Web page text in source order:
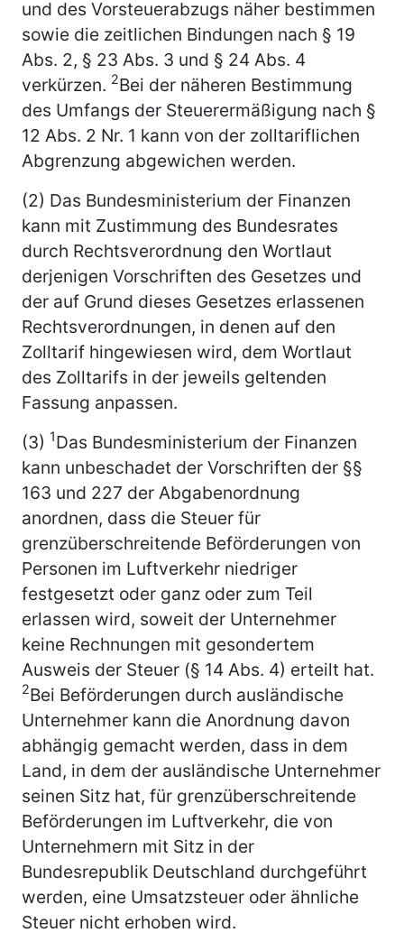
und des Vorsteuerabzugs näher bestimmen
sowie die zeitlichen Bindungen nach § 19
Abs. 2, § 23 Abs. 3 und § 24 Abs. 4
verkürzen. 2Bei der näheren Bestimmung
des Umfangs der Steuerermäßigung nach §
12 Abs. 2 Nr. 1 kann von der zolltariflichen
Abgrenzung abgewichen werden.
(2) Das Bundesministerium der Finanzen
kann mit Zustimmung des Bundesrates
durch Rechtsverordnung den Wortlaut
derjenigen Vorschriften des Gesetzes und
der auf Grund dieses Gesetzes erlassenen
Rechtsverordnungen, in denen auf den
Zolltarif hingewiesen wird, dem Wortlaut
des Zolltarifs in der jeweils geltenden
Fassung anpassen.
(3) 1Das Bundesministerium der Finanzen
kann unbeschadet der Vorschriften der §§
163 und 227 der Abgabenordnung
anordnen, dass die Steuer für
grenzüberschreitende Beförderungen von
Personen im Luftverkehr niedriger
festgesetzt oder ganz oder zum Teil
erlassen wird, soweit der Unternehmer
keine Rechnungen mit gesondertem
Ausweis der Steuer (§ 14 Abs. 4) erteilt hat.
2Bei Beförderungen durch ausländische
Unternehmer kann die Anordnung davon
abhängig gemacht werden, dass in dem
Land, in dem der ausländische Unternehmer
seinen Sitz hat, für grenzüberschreitende
Beförderungen im Luftverkehr, die von
Unternehmern mit Sitz in der
Bundesrepublik Deutschland durchgeführt
werden, eine Umsatzsteuer oder ähnliche
Steuer nicht erhoben wird.